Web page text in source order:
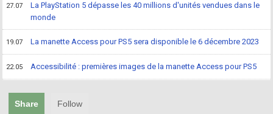
27.07
La PlayStation 5 dépasse les 40 millions d'unités vendues dans le
monde
19.07 La manette Access pour PS5 sera disponible le 6 décembre 2023
22.05 Accessibilité : premières images de la manette Access pour PS5
Share Follow